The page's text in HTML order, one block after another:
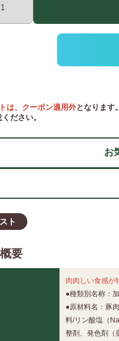
は、クーポン適用外となります
ださい。
お
ト
要
肉肉しい食感が
●種類別名称：
●原材料名：豚
料/リン酸塩（
整剤、発色剤（